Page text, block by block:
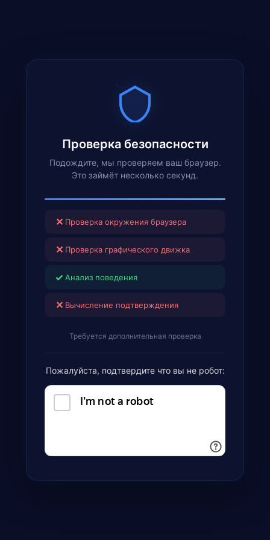
Проверка безопасности
Подождите, мы проверяем ваш браузер.
Это займёт несколько секунд.
✕ Проверка окружения браузера
✕ Проверка графического движка
✓ Анализ поведения
✕ Вычисление подтверждения
Требуется дополнительная проверка
Пожалуйста, подтвердите что вы не робот: